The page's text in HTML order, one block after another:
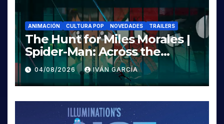
ANIMACIÓN CULTURA POP NOVEDADES TRAILERS
The Hunt for Miles Morales |
Spider-Man: Across the
Spider-Verse
04/08/2026 IVÁN GARCÍA